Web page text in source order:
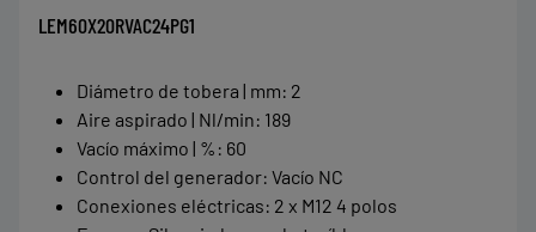
LEM60X20RVAC24PG1
Diámetro de tobera | mm: 2
Aire aspirado | Nl/min: 189
Vacío máximo | % : 60
Control del generador: Vacío NC
Conexiones eléctricas: 2 x M12 4 polos